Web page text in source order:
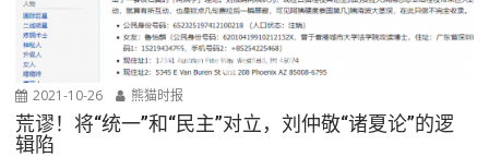
2021-10-26 熊猫时报
荒谬！将“统一”和“民主”对立，刘仲敬“诸夏论”的逻
辑陷